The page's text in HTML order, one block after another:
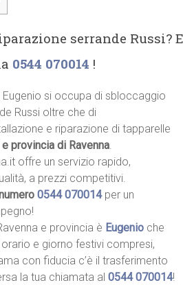
serrande Russi?
0544 070014 !
Eugenio si occupa di sbloccaggio
Russi oltre che di
e riparazione di tapparelle
e provincia di Ravenna.
offre un servizio rapido,
a prezzi competitivi.
0544 070014per un
e provincia è Eugenio che
e giorno festivi compresi,
con fiducia c’è il trasferimento
la tua chiamata al 0544 070014!